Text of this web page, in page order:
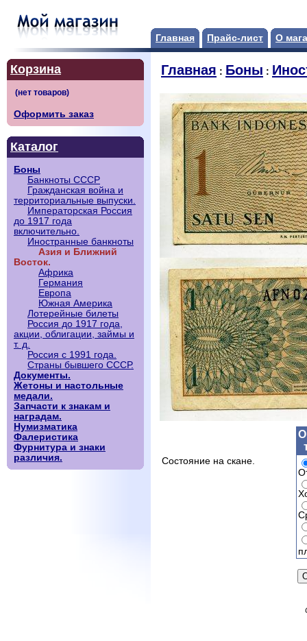
Главная Прайс-лист О
Корзина
Оформить заказ
Каталог
Боны
Банкноты СССР
Гражданская война и
территориальные выпуски.
Императорская Россия
до 1917 года
включительно.
Иностранные банкноты
Азия и Ближний
Восток.
Африка
Германия
Европа
Южная Америка
Лотерейные билеты
Россия до 1917 года,
акции, облигации, займы и
т. д.
Россия с 1991 года.
Страны бывшего СССР.
Документы.
Жетоны и настольные
медали.
Запчасти к знакам и
наградам.
Нумизматика
Фалеристика
Фурнитура и знаки
различия.
Главная : Боны :
Состояние на скане.